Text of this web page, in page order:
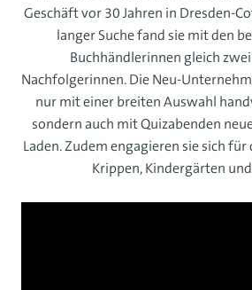
Geschäft vor 30 Jahren in Dresden-
langer Suche fand sie mit den
Buchhändlerinnen gleich
Nachfolgerinnen. Die Neu-
nur mit einer breiten Auswahl
sondern auch mit Quizabenden
Laden. Zudem engagieren sie sich
Krippen, Kindergärten